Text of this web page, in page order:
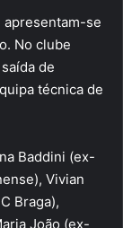
apresentam-se
No clube
de
técnica de
Baddini (ex-
Vivian
Braga),
João (ex-